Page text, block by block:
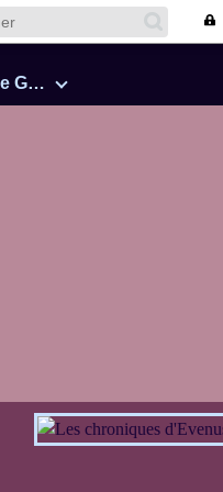
Cinquante Nuances de Grey